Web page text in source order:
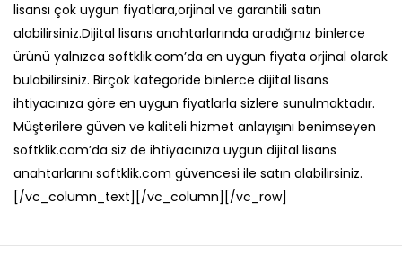
lisansı çok uygun fiyatlara,orjinal ve garantili satın
alabilirsiniz.Dijital lisans anahtarlarında aradığınız binlerce
ürünü yalnızca softklik.com’da en uygun fiyata orjinal olarak
bulabilirsiniz. Birçok kategoride binlerce dijital lisans
ihtiyacınıza göre en uygun fiyatlarla sizlere sunulmaktadır.
Müşterilere güven ve kaliteli hizmet anlayışını benimseyen
softklik.com’da siz de ihtiyacınıza uygun dijital lisans
anahtarlarını softklik.com güvencesi ile satın alabilirsiniz.
Anahtarları Burada !
[/vc_column_text][/vc_column][/vc_row]